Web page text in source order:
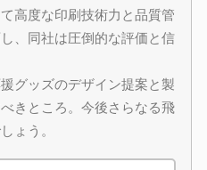
高度な印刷技術力と品質管
、同社は圧倒的な評価と信
グッズのデザイン提案と製
きところ。今後さらなる飛
ょう。